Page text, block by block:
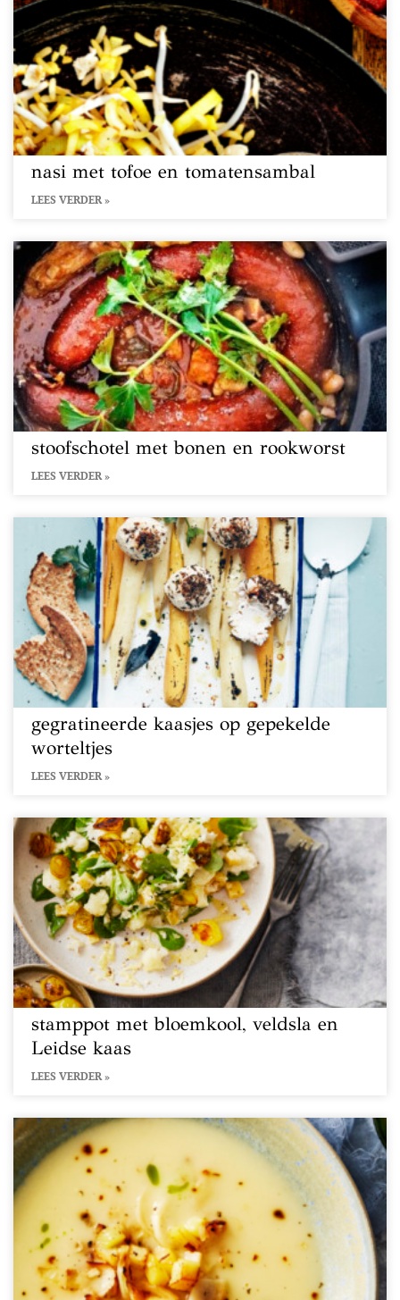
nasi met tofoe en tomatensambal
LEES VERDER »
stoofschotel met bonen en rookworst
LEES VERDER »
gegratineerde kaasjes op gepekelde
worteltjes
LEES VERDER »
stamppot met bloemkool, veldsla en
Leidse kaas
LEES VERDER »